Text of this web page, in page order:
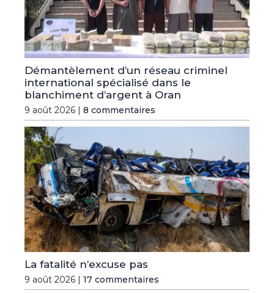
Démantèlement d’un réseau criminel
international spécialisé dans le
blanchiment d’argent à Oran
9 août 2026 | 8 commentaires
La fatalité n’excuse pas
9 août 2026 | 17 commentaires